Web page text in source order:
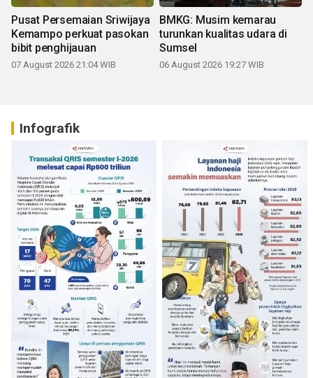
Pusat Persemaian Sriwijaya
Kemampo perkuat pasokan
bibit penghijauan
07 August 2026 21:04 WIB
BMKG: Musim kemarau
turunkan kualitas udara di
Sumsel
06 August 2026 19:27 WIB
Infografik